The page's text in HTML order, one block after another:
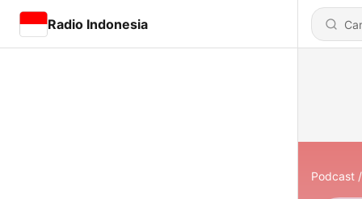
Radio Indonesia
Podcast